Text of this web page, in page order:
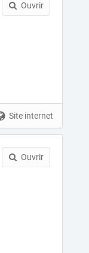
Ouvrir
Site internet
Ouvrir